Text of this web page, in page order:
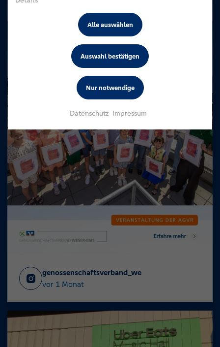
genossenschaftsverband_we
vor 1 Monat
Nur notwendige
Auswahl bestätigen
Alle auswählen
Datenschutz Impressum